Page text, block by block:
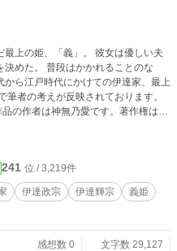
最上の姫、「義」。 彼女は優しい夫
ることのな
ら江戸時代にかけての伊達家、最上
の作者は神無乃愛です。著作権は作
無断で複製・改変・転載・転用・賃
愛.
permission.
241 位 / 3,219件
伊達政宗 伊達輝宗
義姫
感想数 0
文字数 29,127